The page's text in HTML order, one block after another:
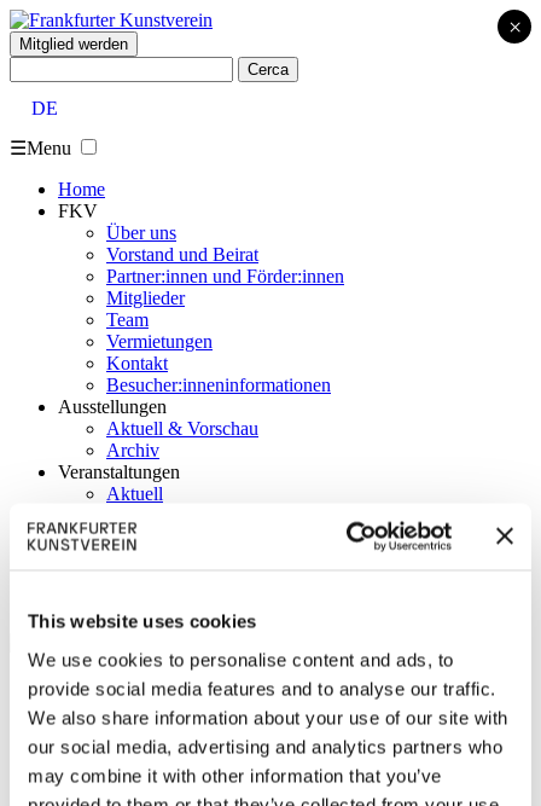
This website uses cookies
We use cookies to personalise content and ads, to
provide social media features and to analyse our traffic.
We also share information about your use of our site with
our social media, advertising and analytics partners who
may combine it with other information that you’ve
Mitglied werden
DE
☰Menu
Home
FKV
Über uns
Vorstand und Beirat
Partner:innen und Förder:innen
Mitglieder
Team
Vermietungen
Kontakt
Besucher:inneninformationen
Ausstellungen
Aktuell & Vorschau
Archiv
Veranstaltungen
Aktuell
Vermittlung
×